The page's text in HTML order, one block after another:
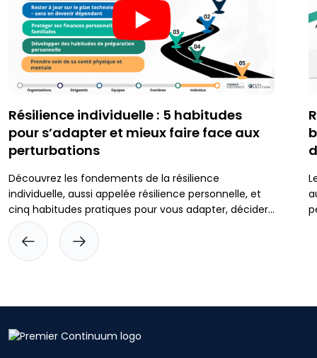
Résilience individuelle : 5 habitudes
pour s’adapter et mieux faire face aux
perturbations
Découvrez les fondements de la résilience
individuelle, aussi appelée résilience personnelle, et
cinq habitudes pratiques pour vous adapter, décider
avec plus de clarté sous pression et mieux vous
préparer aux imprévus.